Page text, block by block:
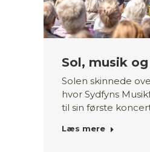
Sol, musik
Solen skinnede
hvor Sydfyns
til sin første
Læs mere